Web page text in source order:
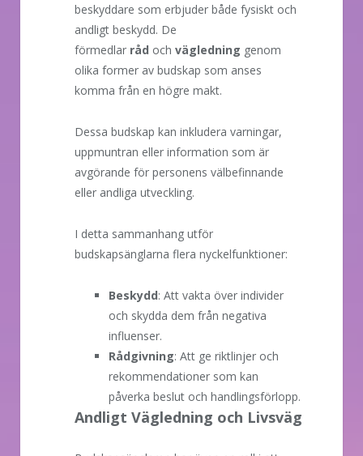
beskyddare som erbjuder både fysiskt och
andligt beskydd. De
förmedlar råd och vägledning genom
olika former av budskap som anses
komma från en högre makt.
Dessa budskap kan inkludera varningar,
uppmuntran eller information som är
avgörande för personens välbefinnande
eller andliga utveckling.
I detta sammanhang utför
budskapsänglarna flera nyckelfunktioner:
Beskydd: Att vakta över individer
och skydda dem från negativa
influenser.
Rådgivning: Att ge riktlinjer och
rekommendationer som kan
påverka beslut och handlingsförlopp.
Andligt Vägledning och Livsväg